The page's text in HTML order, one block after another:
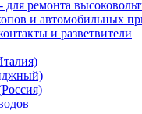
ремонта
и автомобильных
и разветвители